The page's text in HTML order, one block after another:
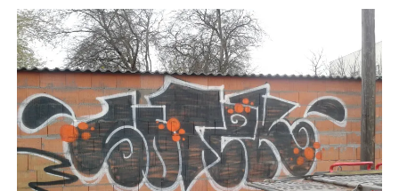
WANDERTAG LEIPZIG
WANDERTAG ROSTOCK
BELGRAD